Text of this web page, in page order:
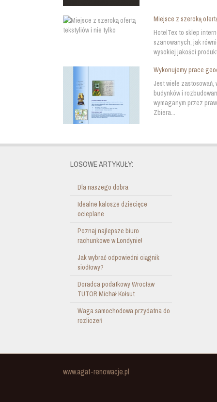
Miejsce z szeroką
HotelTex to sklep
szanowanych, jak
wysokiej jakości
Wykonujemy prace
Jest wiele
budynków i
wymaganym przez
Zbiera...
LOSOWE ARTYKUŁY:
Dla naszego dobra
Idealne kalosze dziecięce
ocieplane
Poznaj najlepsze biuro
rachunkowe w Londynie!
Jak wybrać odpowiedni ciągnik
siodłowy?
Doradca podatkowy Wrocław
TUTOR Michał Kołsut
Waga samochodowa przydatna do
rozliczeń
www.agat-renowacje.pl